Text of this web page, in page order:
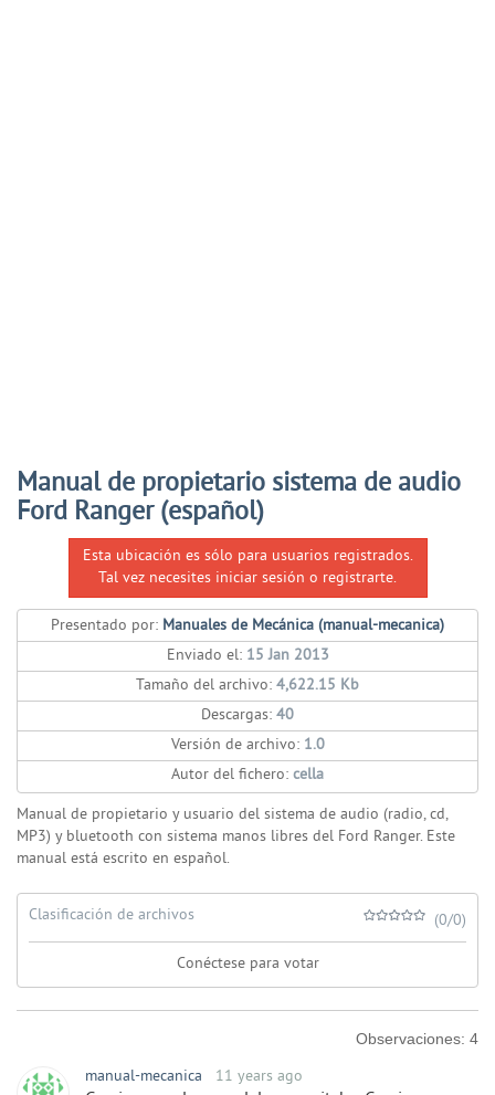
Manual de propietario sistema de audio
Ford Ranger (español)
Esta ubicación es sólo para usuarios registrados.
Tal vez necesites iniciar sesión o registrarte.
Presentado por: Manuales de Mecánica (manual-mecanica)
Enviado el: 15 Jan 2013
Tamaño del archivo: 4,622.15 Kb
Descargas: 40
Versión de archivo: 1.0
Autor del fichero: cella
Manual de propietario y usuario del sistema de audio (radio, cd,
MP3) y bluetooth con sistema manos libres del Ford Ranger. Este
manual está escrito en español.
Clasificación de archivos (0/0)
Conéctese para votar
Observaciones: 4
manual-mecanica 11 years ago